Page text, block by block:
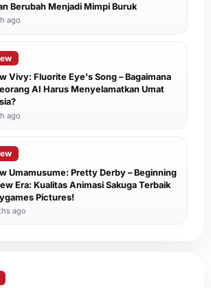
Berubah Menjadi Mimpi Buruk
ago
Vivy: Fluorite Eye's Song – Bagaimana
AI Harus Menyelamatkan Umat
ago
Umamusume: Pretty Derby – Beginning
Era: Kualitas Animasi Sakuga Terbaik
Pictures!
ago